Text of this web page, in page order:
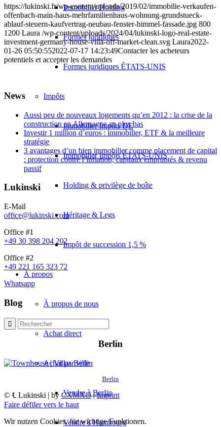
Immobilier Holding
Formes juridiques
Formes juridiques ÉTATS-UNIS
Impôts
Immobilier Impôts DE
Immobilier Impôts ÉTATS-UNIS
Holding & privilège de boîte
Héritage & Legs
Impôt de succession 1,5 %
À propos
À propos de nous
Achat direct
Achat par ville
Vendre à Berlin
Vendre à Hambourg
https://lukinski.fr/wp-content/uploads/2019/02/immobilie-verkaufen-
offenbach-main-haus-mehrfamilienhaus-wohnung-grundstueck-
ablauf-steuern-kaufvertrag-neubau-fenster-himmel-fassade.jpg 800
1200 Laura /wp-content/uploads/2024/04/lukinski-logo-real-estate-
investment-germany-house-villa-off-market-clean.svg Laura2022-
01-26 05:50:552022-07-17 14:23:49Contacter les acheteurs
potentiels et accepter les demandes
News
Aussi peu de nouveaux logements qu’en 2012 : la crise de la
construction en Allemagne au plus bas
Investir 1 million d’euros : immobilier, ETF & la meilleure
stratégie
3 avantages d’un bien immobilier comme placement de capital
: protection contre l’inflation, capitaux empruntés & revenu
passif
Lukinski
E-Mail
office@lukinski.com
Office #1
+49 30 398 204 202
Office #2
+49 221 165 323 72
Whatsapp
Blog
Berlin
Berlin
© ℄ Lukinski | by CXMXO|Imprint
Faire défiler vers le haut
Wir nutzen Cookies, für wichtige Funktionen.